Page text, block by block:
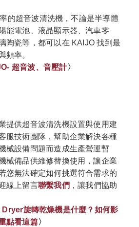
的超音波清洗機，不論是半導體
能電池、液晶顯示器、汽車零
陶瓷等，都可以在 KAIJO 找到最
頻率。
超音波、音壓計〉
提供超音波清洗機設置與使用建
服技術團隊，幫助企業解決各種
械設備問題而造成生產營運暫
械備品供維修替換使用，讓企業
您無法確定如何挑選符合需求的
線上留言聯繫我們 ，讓我們協助
旋轉乾燥機是什麼？如何影
點看這篇〉